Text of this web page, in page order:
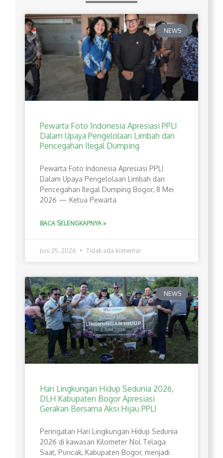
NEWS
Pewarta Foto Indonesia Apresiasi PPLI
Dalam Upaya Pengelolaan Limbah dan
Pencegahan Ilegal Dumping
Pewarta Foto Indonesia Apresiasi PPLI
Dalam Upaya Pengelolaan Limbah dan
Pencegahan Ilegal Dumping Bogor, 8 Mei
2026 — Ketua Pewarta
BACA SELENGKAPNYA »
Juni 25, 2026 Tidak ada komentar
NEWS
Hari Lingkungan Hidup Sedunia 2026,
DLH Kabupaten Bogor Apresiasi
Gerakan Bersama Aksi Hijau PPLI
Peringatan Hari Lingkungan Hidup Sedunia
2026 di kawasan Kilometer Nol Telaga
Saat, Puncak, Kabupaten Bogor, menjadi